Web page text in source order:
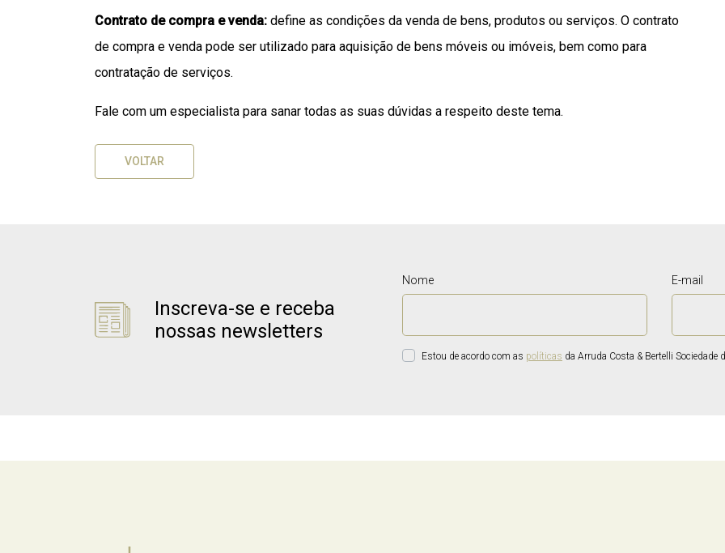
Contrato de compra e venda: define as condições da venda de bens, produtos ou serviços. O contrato
de compra e venda pode ser utilizado para aquisição de bens móveis ou imóveis, bem como para
contratação de serviços.
Fale com um especialista para sanar todas as suas dúvidas a respeito deste tema.
VOLTAR
Inscreva-se e receba
nossas newsletters
Nome E-mail
Estou de acordo com as políticas da Arruda Costa & Bertelli Sociedade